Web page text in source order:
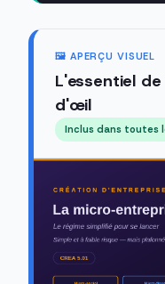
🖼️ APERÇU VISUEL
L'essentiel
d'œil
Inclus dans toutes